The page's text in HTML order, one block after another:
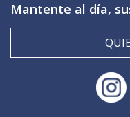
Mantente al día,